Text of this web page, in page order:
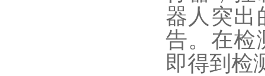
器人突出
告。在检
即得到检